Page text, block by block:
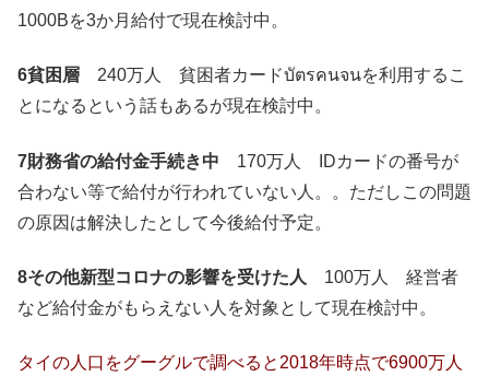
1000Bを3か月給付で現在検討中。
6貧困層 240万人 貧困者カードบัตรคนจนを利用するこ
とになるという話もあるが現在検討中。
7財務省の給付金手続き中 170万人 IDカードの番号が
合わない等で給付が行われていない人。。ただしこの問題
の原因は解決したとして今後給付予定。
8その他新型コロナの影響を受けた人
100万人 経営者
など給付金がもらえない人を対象として現在検討中。
タイの人口をグーグルで調べると2018年時点で6900万人